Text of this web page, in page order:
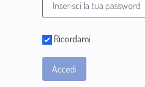
Ricordami
Accedi